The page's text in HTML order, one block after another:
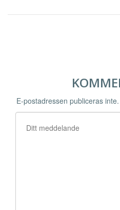
E-postadressen publiceras inte.